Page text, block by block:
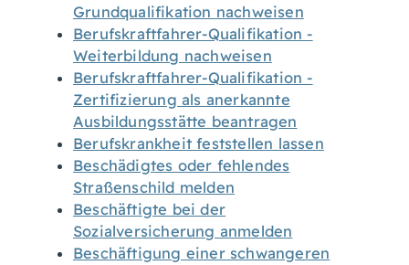
Grundqualifikation nachweisen
Berufskraftfahrer-Qualifikation -
Weiterbildung nachweisen
Berufskraftfahrer-Qualifikation -
Zertifizierung als anerkannte
Ausbildungsstätte beantragen
Berufskrankheit feststellen lassen
Beschädigtes oder fehlendes
Straßenschild melden
Beschäftigte bei der
Sozialversicherung anmelden
Beschäftigung einer schwangeren